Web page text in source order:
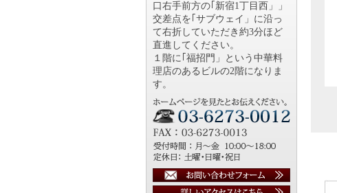
口右手前方の｢新宿1丁目西」」
交差点を｢サブウェイ」に沿っ
て右折していただき約3分ほど
直進してください。
１階に｢福招門」という中華料
理店のあるビルの2階になりま
す。